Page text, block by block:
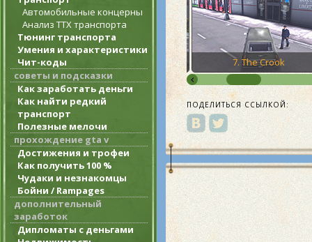
Автомобильные концерны
Анализ ТТХ транспорта
Тюнинг транспорта
Умения и характеристики
Чит-коды
советы и подсказки
Как заработать деньги
Как найти редкий
транспорт
Полезные мелочи
прохождение gta v
Достижения и трофеи
Как получить 100 %
Чудаки и незнакомцы
Бойни / Rampages
дополнительный
заработок
Дипломаты с деньгами
Pimp 7. The Crook
ПОДЕЛИТЬСЯ ССЫЛКОЙ: